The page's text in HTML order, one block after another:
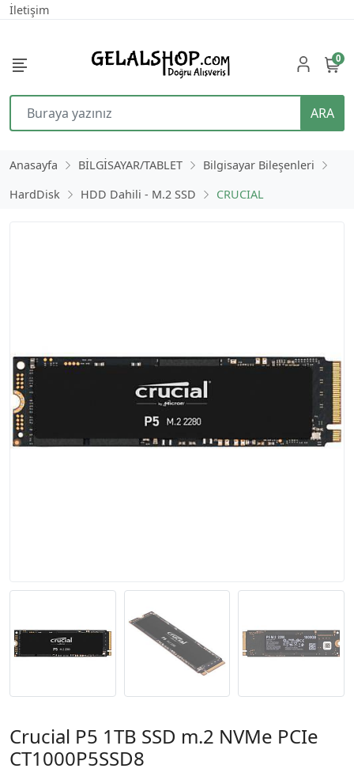
İletişim
ARA
0
Anasayfa BİLGİSAYAR/TABLET
Bilgisayar Bileşenleri
HardDisk
HDD Dahili - M.2 SSD CRUCIAL
Crucial P5 1TB SSD m.2 NVMe PCIe
CT1000P5SSD8